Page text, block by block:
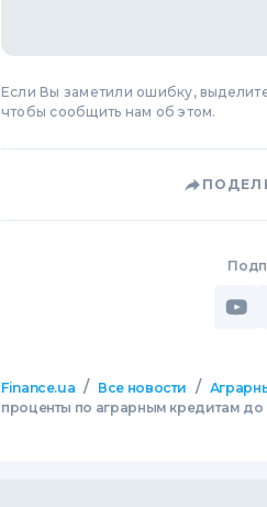
Если Вы заметили ошибку,
чтобы сообщить нам об этом.
Finance.ua / Все новости /
проценты по аграрным кредитам